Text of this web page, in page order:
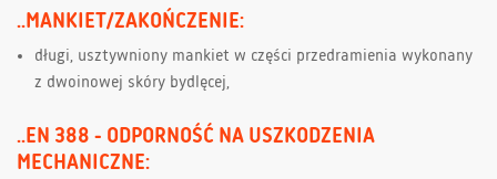
..MANKIET/ZAKOŃCZENIE:
długi, usztywniony mankiet w części przedramienia wykonany
z dwoinowej skóry bydlęcej,
..EN 388 - ODPORNOŚĆ NA USZKODZENIA
MECHANICZNE: